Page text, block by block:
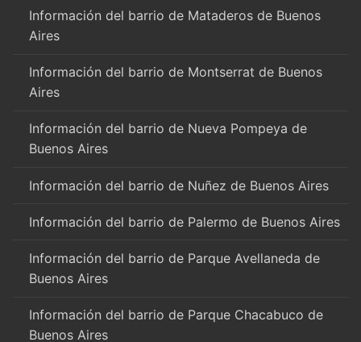
Información del barrio de Mataderos de Buenos
Aires
Información del barrio de Montserrat de Buenos
Aires
Información del barrio de Nueva Pompeya de
Buenos Aires
Información del barrio de Nuñez de Buenos Aires
Información del barrio de Palermo de Buenos Aires
Información del barrio de Parque Avellaneda de
Buenos Aires
Información del barrio de Parque Chacabuco de
Buenos Aires